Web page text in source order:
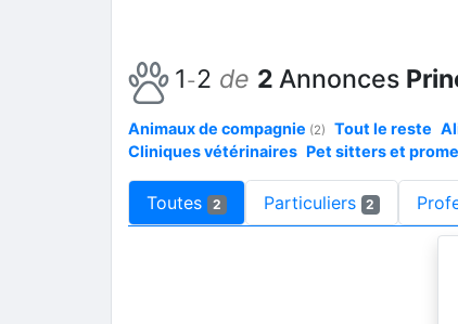
1-2 de 2 Annonces
Animaux de compagnie (2) Tout le reste
Cliniques vétérinaires Pet sitters et
Toutes 2 Particuliers 2